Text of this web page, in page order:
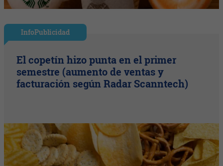
InfoPublicidad
El copetín hizo punta en el primer
semestre (aumento de ventas y
facturación según Radar Scanntech)